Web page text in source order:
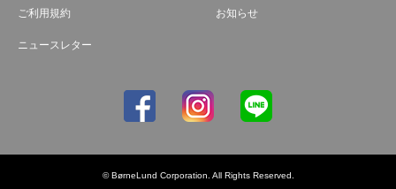
ご利用規約 お知らせ
ニュースレター
© BørneLund Corporation. All Rights Reserved.